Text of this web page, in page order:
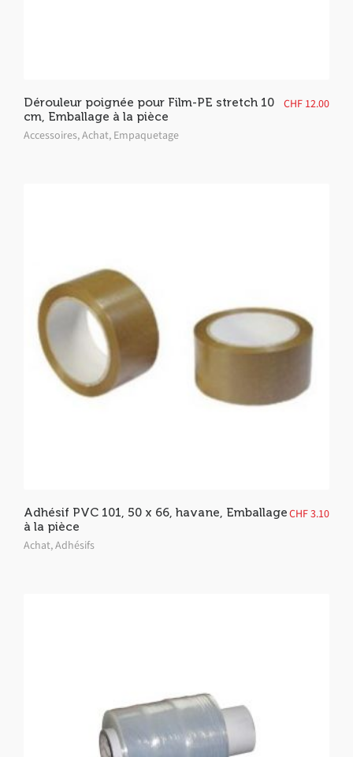
Dérouleur poignée pour Film-PE stretch 10
cm, Emballage à la pièce
Accessoires,Achat, Empaquetage
CHF 12.00
Adhésif PVC 101, 50 x 66, havane, Emballage
à la pièce
Achat,Adhésifs
CHF3.10